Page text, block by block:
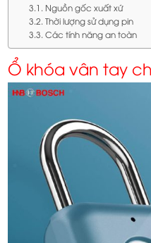
Nguồn gốc xuất xứ
Thời lượng sử dụng pin
Các tính năng an toàn
Ổ khóa vân tay